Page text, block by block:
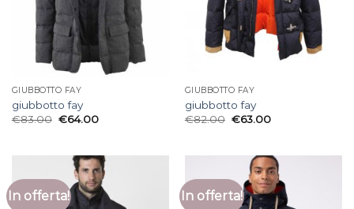
GIUBBOTTO FAY
giubbotto fay
€83.00 €64.00
GIUBBOTTO FAY
giubbotto fay
€82.00 €63.00
In offerta! In offerta!